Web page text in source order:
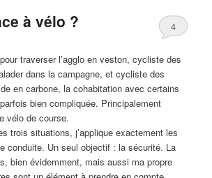
à vélo ? 4
traverser l’agglo en veston, cycliste des
dans la campagne, et cycliste des
en carbone, la cohabitation avec certains
bien compliquée. Principalement
vélo de course.
trois situations, j’applique exactement les
conduite. Un seul objectif : la sécurité. La
bien évidemment, mais aussi ma propre